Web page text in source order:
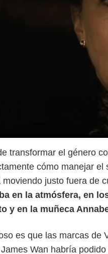
transformar el género
cómo manejar
moviendo justo fuera de
en la atmósfera, en
y en la muñeca
es que las marcas de
Wan habría